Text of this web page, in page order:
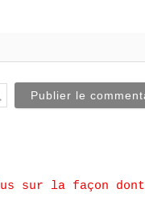
sur la façon